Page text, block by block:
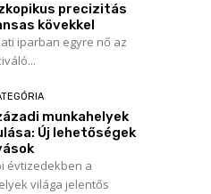
precizitás
kövekkel
iparban egyre nő az
munkahelyek
Új lehetőségek
évtizedekben a
világa jelentős